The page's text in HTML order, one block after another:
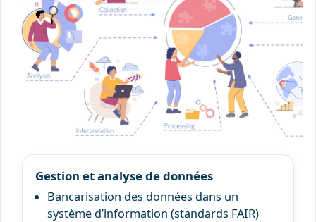
Gestion et analyse de données
Bancarisation des données dans un
système d’information (standards FAIR)